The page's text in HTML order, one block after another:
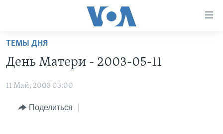
Перейти
основной
Перейти
ПРОГРАММЫ
АМЕРИКА
НОВОСТИ ЗА МИНУТУ
ПРОЕКТЫ
УЧИМ АНГЛИЙСКИЙ
ЭКСПЕРТИЗА
ТЕМЫ ДНЯ
День Матери - 2003-05-11
11 Май, 2003 03:00
Поделиться